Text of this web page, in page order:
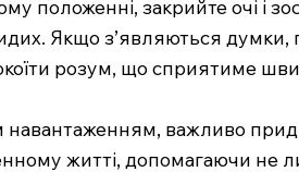
положенні, закрийте очі і
Якщо з’являються думки,
розум, що сприятиме
важливо
житті, допомагаючи не